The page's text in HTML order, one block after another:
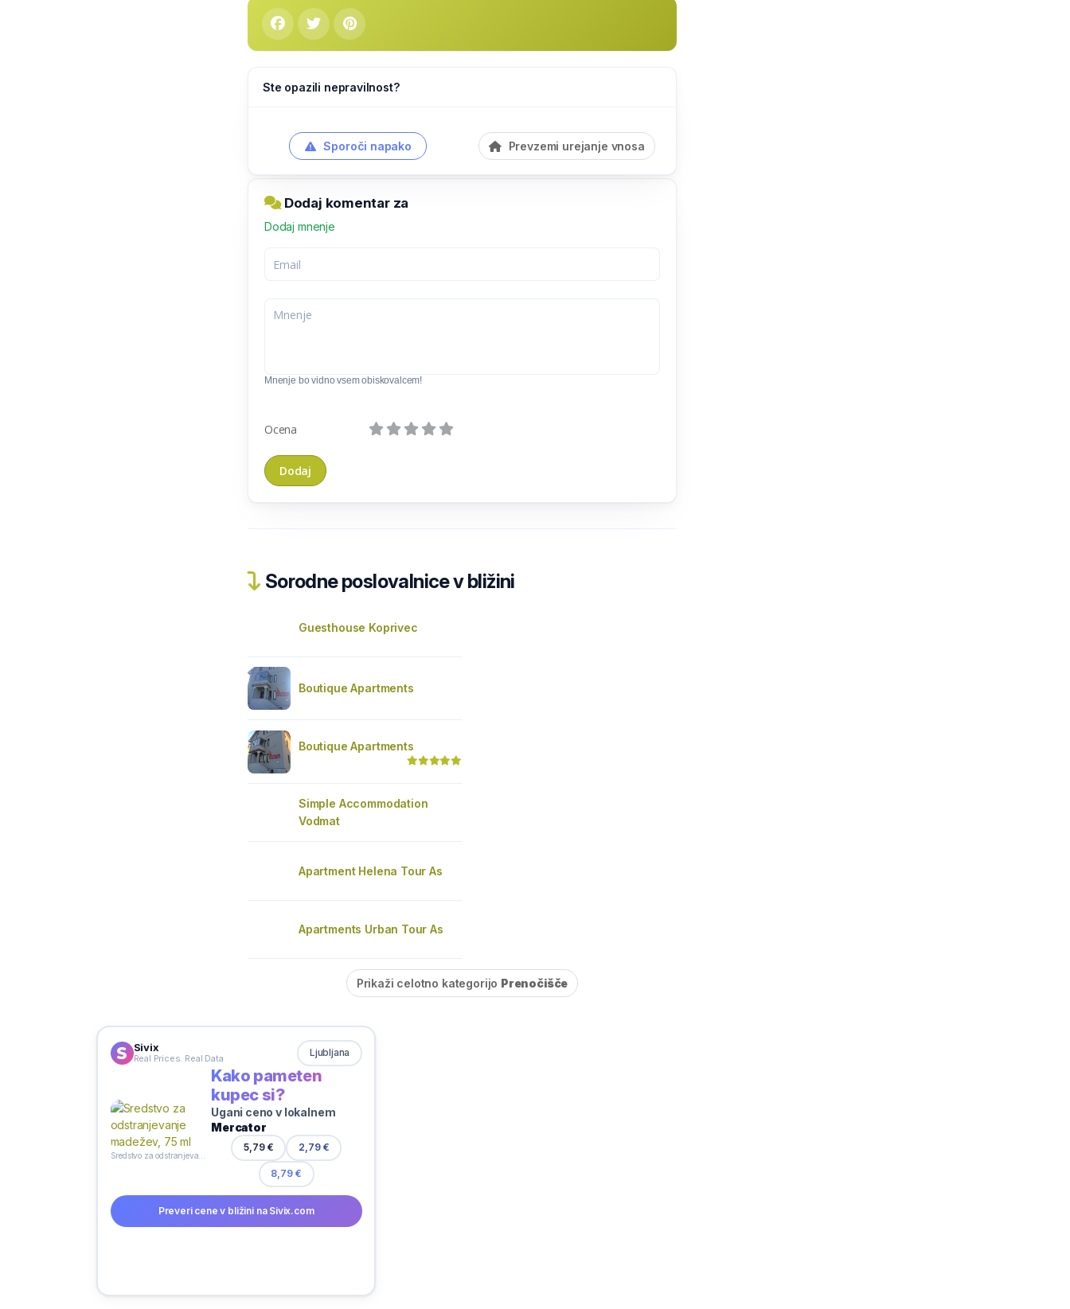
Ste opazili nepravilnost?
Sporoči napako Prevzemi urejanje vnosa
Dodaj komentar za
Dodaj mnenje
Mnenje bo vidno vsem obiskovalcem!
Ocena
Sorodne poslovalnice v bližini
Guesthouse Koprivec
Boutique Apartments
Boutique Apartments
Simple Accommodation
Vodmat
Apartment Helena Tour As
Apartments Urban Tour As
Prikaži celotno kategorijo Prenočišče
Sivix
Real Prices. Real Data Ljubljana
Kako pameten
kupec si?
Ugani ceno v lokalnem
Mercator
5,79 € 2,79 €
8,79 €
Preveri cene v bližini na Sivix.com